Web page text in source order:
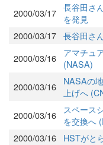
2000/03/17 長谷田さ
を発見
2000/03/17 長谷田さ
2000/03/16
アマチュ
(NASA)
2000/03/16
NASAの
上げへ
2000/03/16
スペース
を交換へ
2000/03/16
HSTがと